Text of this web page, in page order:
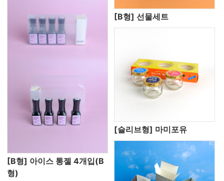
[B형] 선물세트
[B형] 아이스 통젤 4개입(B
형)
[슬리브형] 마미포유